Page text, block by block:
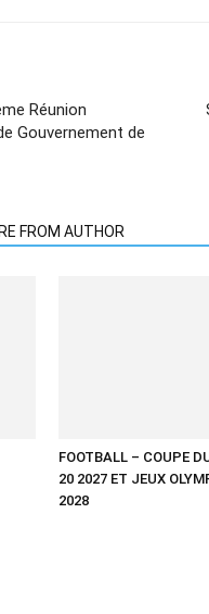
Réunion
Gouvernement de
FROM AUTHOR
FOOTBALL – COUPE
20 2027 ET JEUX
2028